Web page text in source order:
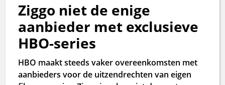
Ziggo niet de enige
aanbieder met exclusieve
HBO-series
HBO maakt steeds vaker overeenkomsten met
aanbieders voor de uitzendrechten van eigen